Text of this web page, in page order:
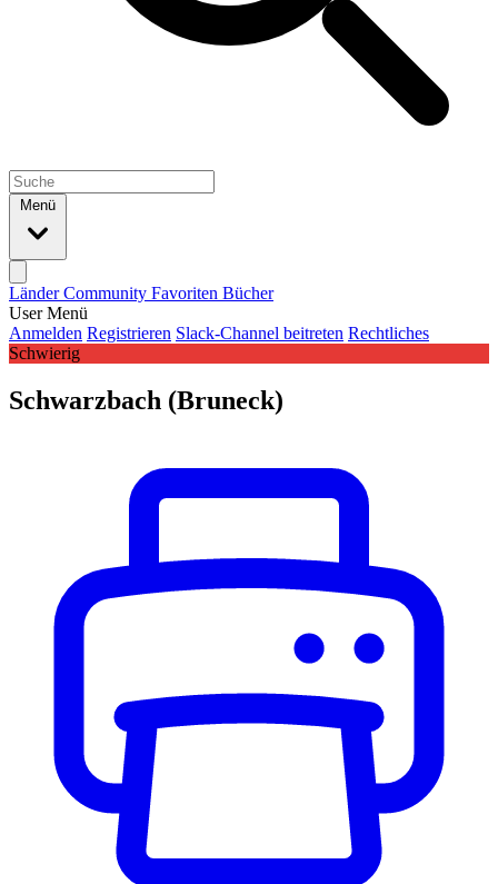
Menü
LänderCommunity Favoriten Bücher
User Menü
Anmelden Registrieren Slack-Channel beitreten Rechtliches
Schwierig
Schwarzbach (Bruneck)